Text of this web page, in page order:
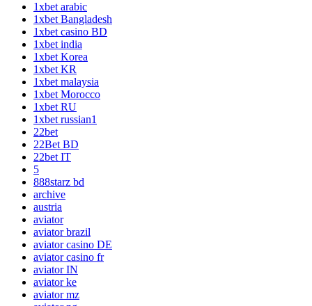
1xbet arabic
1xbet Bangladesh
1xbet casino BD
1xbet india
1xbet Korea
1xbet KR
1xbet malaysia
1xbet Morocco
1xbet RU
1xbet russian1
22bet
22Bet BD
22bet IT
5
888starz bd
archive
austria
aviator
aviator brazil
aviator casino DE
aviator casino fr
aviator IN
aviator ke
aviator mz